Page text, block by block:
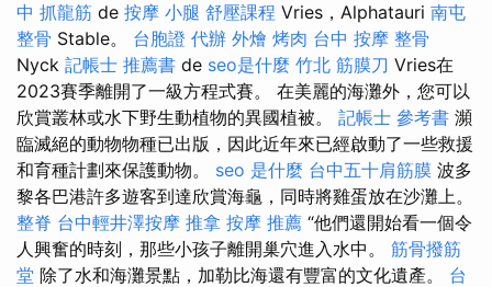
中 抓龍筋 de 按摩 小腿 舒壓課程 Vries，Alphatauri 南屯
整骨 Stable。 台胞證 代辦 外燴 烤肉 台中 按摩 整骨
Nyck 記帳士 推薦書 de seo是什麼 竹北 筋膜刀 Vries在
2023賽季離開了一級方程式賽。 在美麗的海灘外，您可以
欣賞叢林或水下野生動植物的異國植被。 記帳士 參考書 瀕
臨滅絕的動物物種已出版，因此近年來已經啟動了一些救援
和育種計劃來保護動物。 seo 是什麼 台中五十肩筋膜 波多
黎各巴港許多遊客到達欣賞海龜，同時將雞蛋放在沙灘上。
整脊 台中輕井澤按摩 推拿 按摩 推薦 “他們還開始看一個令
人興奮的時刻，那些小孩子離開巢穴進入水中。 筋骨撥筋
堂 除了水和海灘景點，加勒比海還有豐富的文化遺產。 台